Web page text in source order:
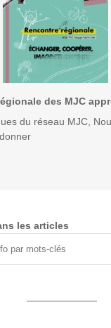
des MJC
du réseau MJC,
les articles